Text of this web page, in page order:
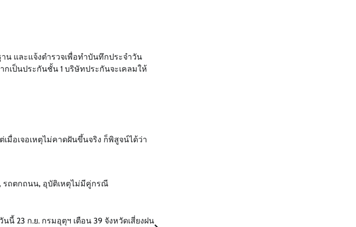
น และแจ้งตำรวจเพื่อทำบันทึกประจำวัน
กเป็นประกันชั้น 1 บริษัทประกันจะเคลมให้
เมื่อเจอเหตุไม่คาดฝันขึ้นจริง ก็พิสูจน์ได้ว่า
รถตกถนน, อุบัติเหตุไม่มีคู่กรณี
นี้ 23 ก.ย. กรมอุตุฯ เตือน 39 จังหวัดเสี่ยงฝน